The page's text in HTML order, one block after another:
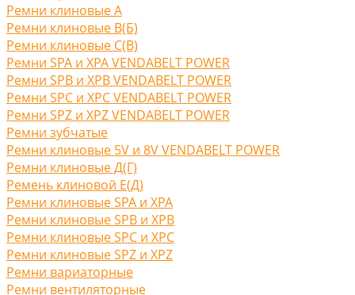
Ремни клиновые A
Ремни клиновые В(Б)
Ремни клиновые С(B)
Ремни SPA и XPA VENDABELT POWER
Ремни SPB и XPB VENDABELT POWER
Ремни SPC и XPC VENDABELT POWER
Ремни SPZ и XPZ VENDABELT POWER
Ремни зубчатые
Ремни клиновые 5V и 8V VENDABELT POWER
Ремни клиновые Д(Г)
Ремень клиновой Е(Д)
Ремни клиновые SPA и XPA
Ремни клиновые SPB и XPB
Ремни клиновые SPC и XPC
Ремни клиновые SPZ и XPZ
Ремни вариаторные
Ремни вентиляторные